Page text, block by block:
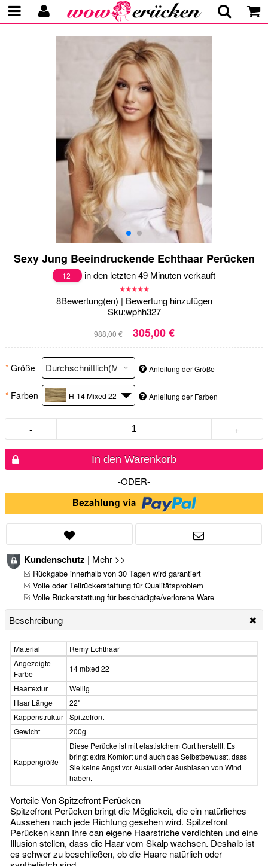
Sexy Jung Beeindruckende Echthaar Perücken
12 in den letzten 49 Minuten verkauft
8Bewertung(en) | Bewertung hinzufügen
Sku:wphh327
988,00 € 305,00 €
* Größe Anleitung der Größe
* Farben H-14 Mixed 22 Anleitung der Farben
- +
In den Warenkorb
-ODER-
Kundenschutz | Mehr >>
Rückgabe innerhalb von 30 Tagen wird garantiert
Volle oder Teilrückerstattung für Qualitätsproblem
Volle Rückerstattung für beschädigte/verlorene Ware
Beschreibung
Material
Remy Echthaar
Angezeigte
Farbe
14 mixed 22
Haartextur
Wellig
Haar Länge
22"
Kappenstruktur Spitzefront
Gewicht
200g
Kappengröße
Diese Perücke ist mit elastistchem Gurt herstellt. Es
bringt extra Komfort und auch das Selbstbewusst, dass
Sie keine Angst vor Ausfall oder Ausblasen von Wind
haben.
Vorteile Von Spitzefront Perücken
Spitzefront Perücken bringt die Möglickeit, die ein natürliches
Aussehen nach jede Richtung gesehen wird. Spitzefront
Perücken kann Ihre can eigene Haarstriche verdichten und eine
Illusion stellen, dass die Haar vom Skalp wachsen. Deshalb ist
es schwer zu beschließen, ob die Haare natürlich oder